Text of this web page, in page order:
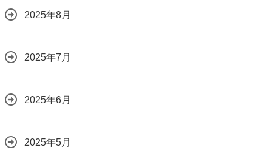
2025年8月
2025年7月
2025年6月
2025年5月